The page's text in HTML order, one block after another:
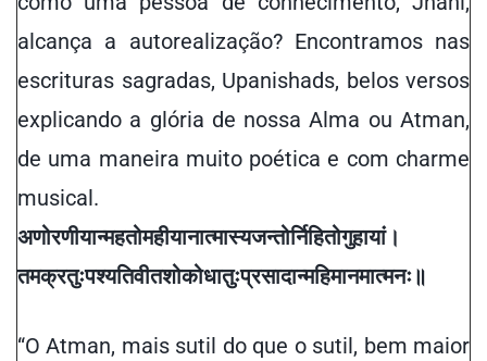
alcança a autorealização? Encontramos nas
escrituras sagradas, Upanishads, belos versos
explicando a glória de nossa Alma ou Atman,
de uma maneira muito poética e com charme
musical.
अणोरणीयान्महतोमहीयानात्मास्यजन्तोर्निहितोगुहायां।
तमक्रतुःपश्यतिवीतशोकोधातुःप्रसादान्महिमानमात्मनः॥
“O Atman, mais sutil do que o sutil, bem maior